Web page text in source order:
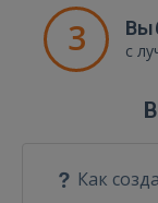
3 с
Как